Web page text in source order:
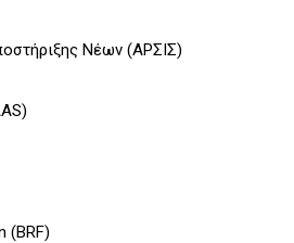
Νέων (ΑΡΣΙΣ)
(BRF)